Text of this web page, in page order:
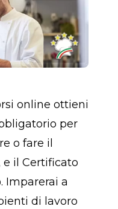
online ottieni
per
o fare il
il Certificato
Imparerai a
di lavoro